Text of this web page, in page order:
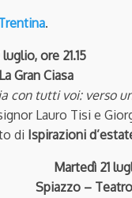
.
ore 21.15
Gran Ciasa
con tutti voi: verso
Lauro Tisi e
di Ispirazioni
Martedì 21
Spiazzo –